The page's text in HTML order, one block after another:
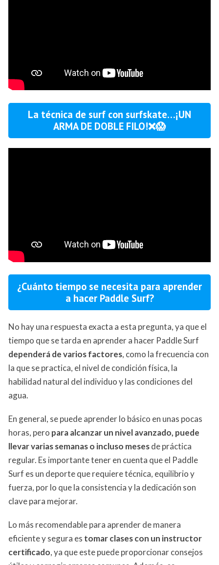
La técnica de surf con surfskate…¡UN
ARMA DE DOBLE FILO!❌😱
¿Cuánto tiempo se necesita para aprender
a hacer Paddle Surf?
No hay una respuesta exacta a esta pregunta, ya que el
tiempo que se tarda en aprender a hacer Paddle Surf
dependerá de varios factores, como la frecuencia con
la que se practica, el nivel de condición física, la
habilidad natural del individuo y las condiciones del
agua.
En general, se puede aprender lo básico en unas pocas
horas, pero para alcanzar un nivel avanzado, puede
llevar varias semanas o incluso mesesde práctica
regular. Es importante tener en cuenta que el Paddle
Surf es un deporte que requiere técnica, equilibrio y
fuerza, por lo que la consistencia y la dedicación son
clave para mejorar.
Lo más recomendable para aprender de manera
eficiente y segura es tomar clases con un instructor
certificado, ya que este puede proporcionar consejos